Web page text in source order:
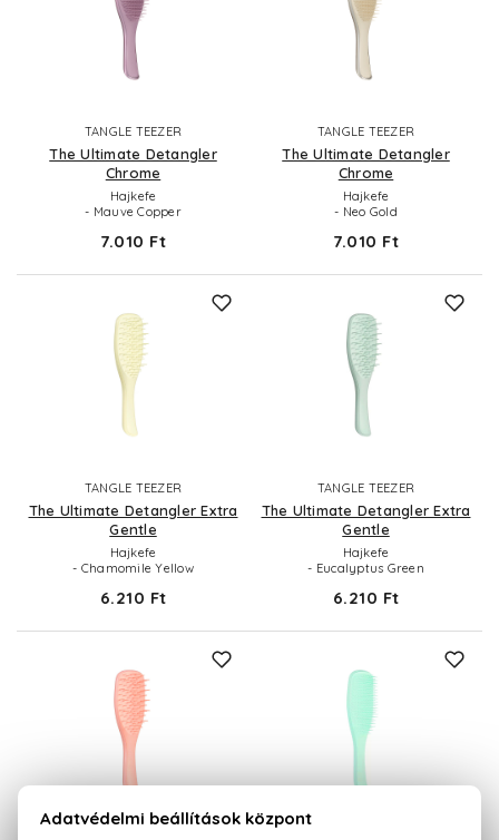
TANGLE TEEZER
The Ultimate Detangler
Chrome
Hajkefe
- Mauve Copper
7.010 Ft
TANGLE TEEZER
The Ultimate Detangler
Chrome
Hajkefe
- Neo Gold
7.010 Ft
TANGLE TEEZER
The Ultimate Detangler Extra
Gentle
Hajkefe
- Chamomile Yellow
6.210 Ft
TANGLE TEEZER
The Ultimate Detangler Extra
Gentle
Hajkefe
- Eucalyptus Green
6.210 Ft